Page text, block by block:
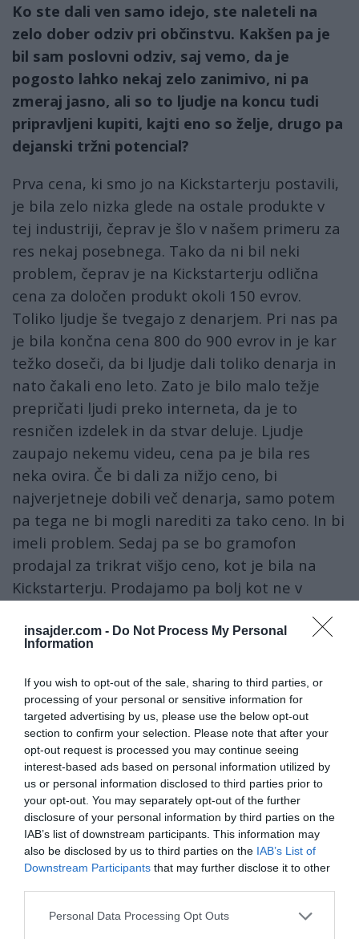
insajder.com - Do Not Process My Personal
Information
If you wish to opt-out of the sale, sharing to third parties, or
processing of your personal or sensitive information for
targeted advertising by us, please use the below opt-out
section to confirm your selection. Please note that after your
opt-out request is processed you may continue seeing
interest-based ads based on personal information utilized by
us or personal information disclosed to third parties prior to
your opt-out. You may separately opt-out of the further
disclosure of your personal information by third parties on the
IAB’s list of downstream participants. This information may
also be disclosed by us to third parties on the IAB’s List of
Downstream Participants that may further disclose it to other
Personal Data Processing Opt Outs
Ko ste dali ven samo idejo, ste naleteli na
zelo dober odziv pri občinstvu. Kakšen pa je
bil sam poslovni odziv, saj vemo, da je
pogosto lahko nekaj zelo zanimivo, ni pa
zmeraj jasno, ali so to ljudje na koncu tudi
pripravljeni kupiti, kajti eno so želje, drugo pa
dejanski tržni potencial?
Prva cena, ki smo jo na Kickstarterju postavili,
je bila zelo nizka glede na ostale produkte v
tej industriji, čeprav je šlo v našem primeru za
res nekaj posebnega. Tako da ni bil neki
problem, čeprav je na Kickstarterju odlična
cena za določen produkt okoli 150 evrov.
Toliko ljudje še tvegajo z denarjem. Pri nas pa
je bila končna cena 800 do 900 evrov in je kar
težko doseči, da bi ljudje dali toliko denarja in
nato čakali eno leto. Zato je bilo malo težje
prepričati ljudi preko interneta, da je to
resničen izdelek in da stvar deluje. Ljudje
zaupajo nekemu videu, cena pa je bila res
neka ovira. Če bi dali za nižjo ceno, bi
najverjetneje dobili več denarja, samo potem
pa tega ne bi mogli narediti za tako ceno. In bi
imeli problem. Sedaj pa se bo gramofon
prodajal za trikrat višjo ceno, kot je bila na
Kickstarterju. Prodajamo pa bolj kot ne v
državah, kjer je malo višji standard. Tako, da to
ni problem.
Sedaj smo dobili rezultate neodvisne
revije, ki res konkretno testira
tehnologijo in njihova ocena glede na
»price/performance« (cena /
zmogljivost) je zelo dobra.
Sedaj smo dobili rezultate neodvisne revije, ki
res konkretno testira tehnologijo in njihova
zmogljivost) je zelo dobra. To je nemška revija